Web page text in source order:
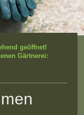
geöffnet!
Gärtnerei: